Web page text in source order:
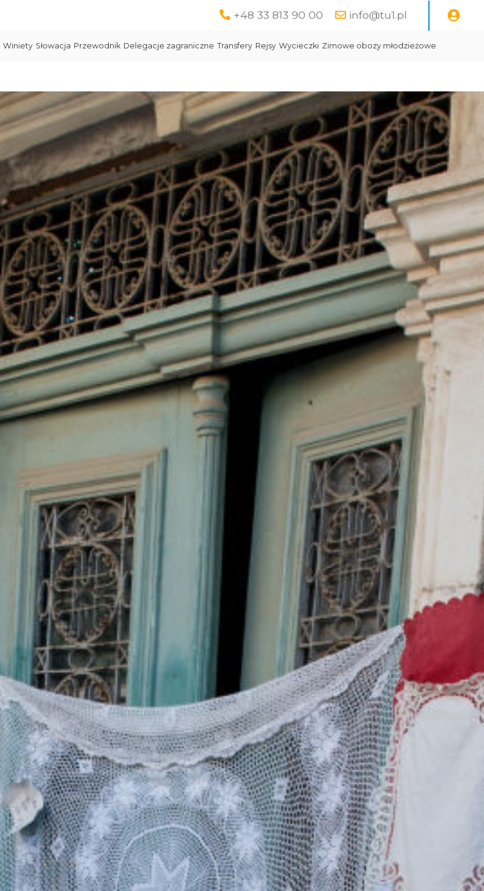
+48 33 813 90 00 info@tu1.pl
Winiety Słowacja Przewodnik Delegacje zagraniczne Transfery Rejsy Wycieczki Zimowe obozy młodzieżowe